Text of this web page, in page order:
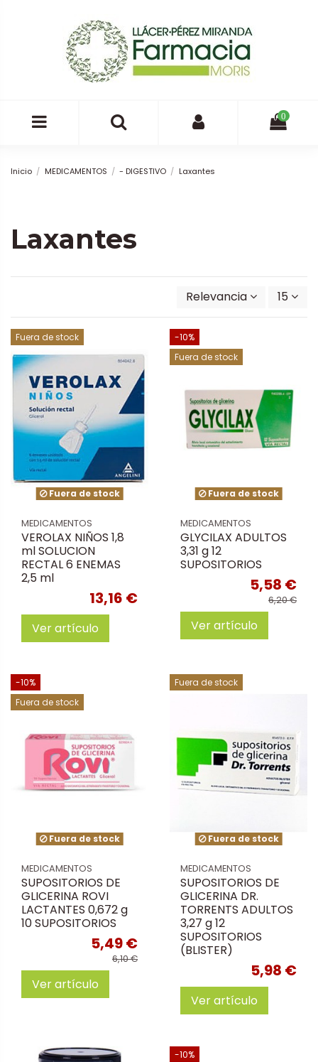
0
Inicio MEDICAMENTOS - DIGESTIVO Laxantes
Laxantes
Relevancia 15
Fuera de stock
Fuera de stock
MEDICAMENTOS
VEROLAX NIÑOS 1,8
ml SOLUCION
RECTAL 6 ENEMAS
2,5 ml
13,16 €
Ver artículo
-10%
Fuera de stock
Fuera de stock
MEDICAMENTOS
GLYCILAX ADULTOS
3,31 g 12
SUPOSITORIOS
5,58 €
6,20 €
Ver artículo
-10%
Fuera de stock
Fuera de stock
MEDICAMENTOS
SUPOSITORIOS DE
GLICERINA ROVI
LACTANTES 0,672 g
10 SUPOSITORIOS
5,49 €
6,10 €
Ver artículo
Fuera de stock
Fuera de stock
MEDICAMENTOS
SUPOSITORIOS DE
GLICERINA DR.
TORRENTS ADULTOS
3,27 g 12
SUPOSITORIOS
(BLISTER)
5,98 €
Ver artículo
-10%